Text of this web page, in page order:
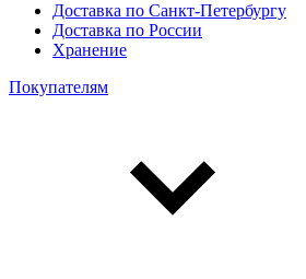
Доставка по Санкт-Петербургу
Доставка по России
Хранение
Покупателям